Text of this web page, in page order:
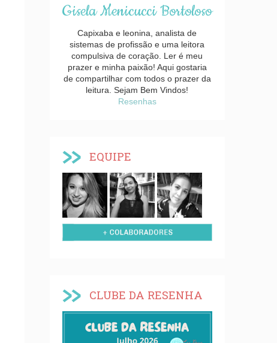
Gisela Menicucci Bortoloso
Capixaba e leonina, analista de
sistemas de profissão e uma leitora
compulsiva de coração. Ler é meu
prazer e minha paixão! Aqui gostaria
de compartilhar com todos o prazer da
leitura. Sejam Bem Vindos!
Resenhas
EQUIPE
CLUBE DA RESENHA